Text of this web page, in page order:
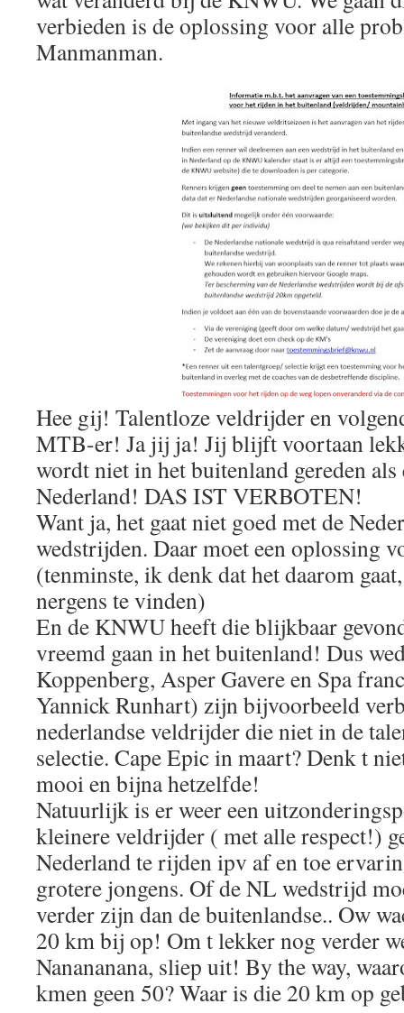
verbieden is de oplossing voor alle
Manmanman.
Hee gij! Talentloze veldrijder en
MTB-er! Ja jij ja! Jij blijft voortaan
wordt niet in het buitenland gereden als
Nederland! DAS IST VERBOTEN!
Want ja, het gaat niet goed met de
wedstrijden. Daar moet een oplossing
(tenminste, ik denk dat het daarom
nergens te vinden)
En de KNWU heeft die blijkbaar
vreemd gaan in het buitenland! Dus
Koppenberg, Asper Gavere en Spa
Yannick Runhart) zijn bijvoorbeeld
nederlandse veldrijder die niet in de
selectie. Cape Epic in maart? Denk t
mooi en bijna hetzelfde!
Natuurlijk is er weer een
kleinere veldrijder ( met alle respect!)
Nederland te rijden ipv af en toe
grotere jongens. Of de NL wedstrijd
verder zijn dan de buitenlandse.. Ow
20 km bij op! Om t lekker nog verder
Nanananana, sliep uit! By the way,
kmen geen 50? Waar is die 20 km op